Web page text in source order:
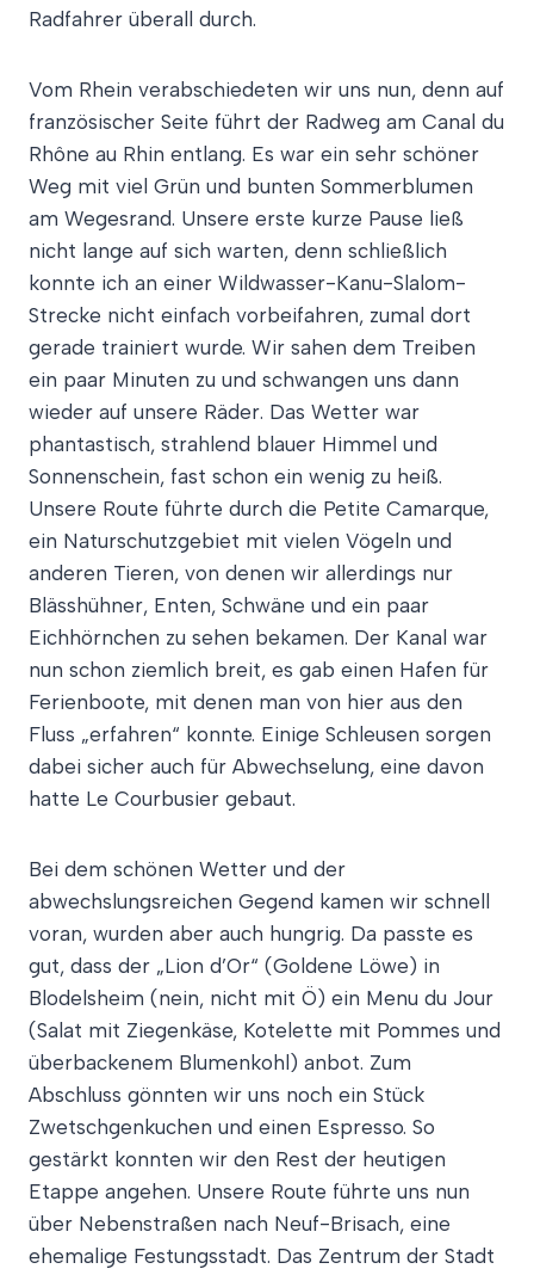
Radfahrer überall durch.
Vom Rhein verabschiedeten wir uns nun, denn auf
französischer Seite führt der Radweg am Canal du
Rhône au Rhin entlang. Es war ein sehr schöner
Weg mit viel Grün und bunten Sommerblumen
am Wegesrand. Unsere erste kurze Pause ließ
nicht lange auf sich warten, denn schließlich
konnte ich an einer Wildwasser-Kanu-Slalom-
Strecke nicht einfach vorbeifahren, zumal dort
gerade trainiert wurde. Wir sahen dem Treiben
ein paar Minuten zu und schwangen uns dann
wieder auf unsere Räder. Das Wetter war
phantastisch, strahlend blauer Himmel und
Sonnenschein, fast schon ein wenig zu heiß.
Unsere Route führte durch die Petite Camarque,
ein Naturschutzgebiet mit vielen Vögeln und
anderen Tieren, von denen wir allerdings nur
Blässhühner, Enten, Schwäne und ein paar
Eichhörnchen zu sehen bekamen. Der Kanal war
nun schon ziemlich breit, es gab einen Hafen für
Ferienboote, mit denen man von hier aus den
Fluss „erfahren“ konnte. Einige Schleusen sorgen
dabei sicher auch für Abwechselung, eine davon
hatte Le Courbusier gebaut.
Bei dem schönen Wetter und der
abwechslungsreichen Gegend kamen wir schnell
voran, wurden aber auch hungrig. Da passte es
gut, dass der „Lion d’Or“ (Goldene Löwe) in
Blodelsheim (nein, nicht mit Ö) ein Menu du Jour
(Salat mit Ziegenkäse, Kotelette mit Pommes und
überbackenem Blumenkohl) anbot. Zum
Abschluss gönnten wir uns noch ein Stück
Zwetschgenkuchen und einen Espresso. So
gestärkt konnten wir den Rest der heutigen
Etappe angehen. Unsere Route führte uns nun
über Nebenstraßen nach Neuf-Brisach, eine
ehemalige Festungsstadt. Das Zentrum der Stadt